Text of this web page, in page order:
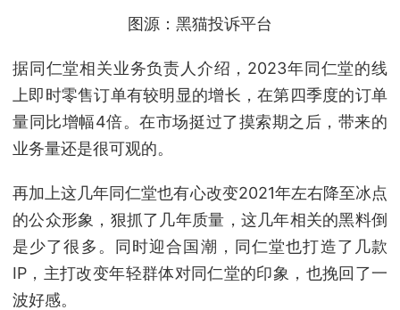
图源：黑猫投诉平台
据同仁堂相关业务负责人介绍，2023年同仁堂的线
上即时零售订单有较明显的增长，在第四季度的订单
量同比增幅4倍。在市场挺过了摸索期之后，带来的
业务量还是很可观的。
再加上这几年同仁堂也有心改变2021年左右降至冰点
的公众形象，狠抓了几年质量，这几年相关的黑料倒
是少了很多。同时迎合国潮，同仁堂也打造了几款
IP，主打改变年轻群体对同仁堂的印象，也挽回了一
波好感。